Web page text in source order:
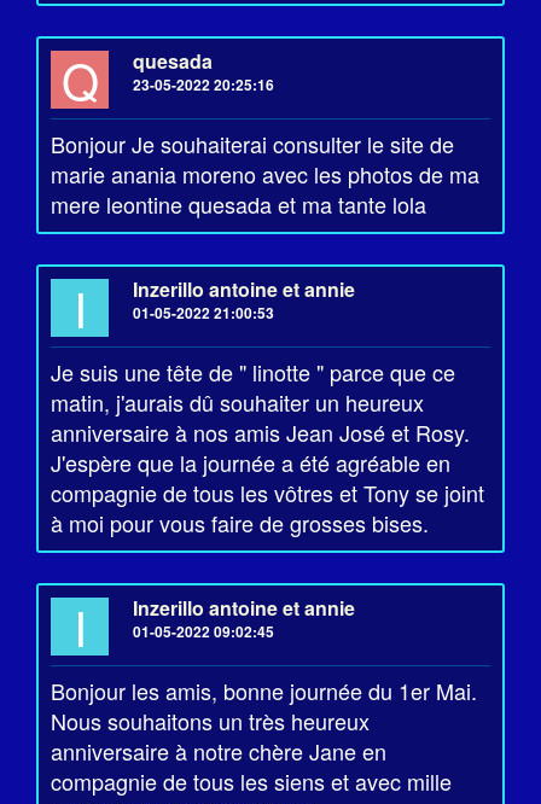
Q quesada
23-05-2022 20:25:16
Bonjour Je souhaiterai consulter le site de
marie anania moreno avec les photos de ma
mere leontine quesada et ma tante lola
I Inzerillo antoine et annie
01-05-2022 21:00:53
Je suis une tête de " linotte " parce que ce
matin, j'aurais dû souhaiter un heureux
anniversaire à nos amis Jean José et Rosy.
J'espère que la journée a été agréable en
compagnie de tous les vôtres et Tony se joint
à moi pour vous faire de grosses bises.
I Inzerillo antoine et annie
01-05-2022 09:02:45
Bonjour les amis, bonne journée du 1er Mai.
Nous souhaitons un très heureux
anniversaire à notre chère Jane en
compagnie de tous les siens et avec mille